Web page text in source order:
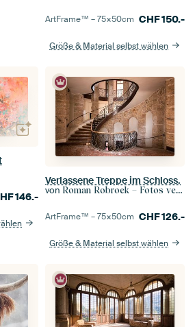
ArtFrame™ –75×50cm CHF150.-
Größe & Material selbst wählen
146.-
Verlassene Treppe im Schloss.
von Roman Robroek – Fotos verlassener Gebäude
ArtFrame™ –75×50cm CHF126.-
Größe & Material selbst wählen